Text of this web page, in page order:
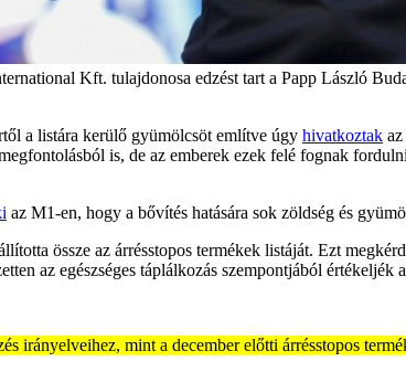
Kft. tulajdonosa edzést tart a Papp László
a listára kerülő gyümölcsöt említve úgy hivatkoztak
is, de az emberek ezek felé fognak
az M1-en, hogy a bővítés hatására sok zöldség és
össze az árrésstopos termékek listáját. Ezt
az egészséges táplálkozás szempontjából értékeljék
irányelveihez, mint a december előtti árrésstopos